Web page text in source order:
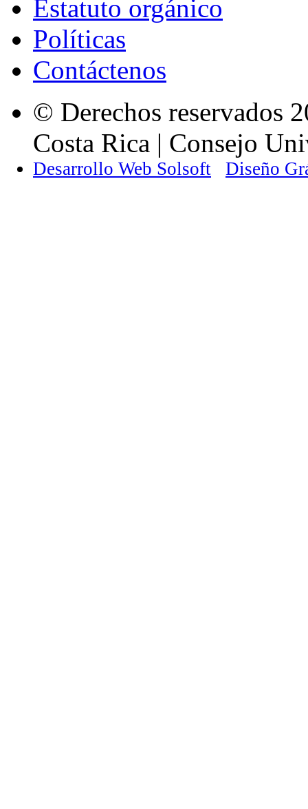
Estatuto orgánico
Políticas
Contáctenos
© Derechos reservados
Costa Rica | Consejo
Desarrollo Web Solsoft Diseño